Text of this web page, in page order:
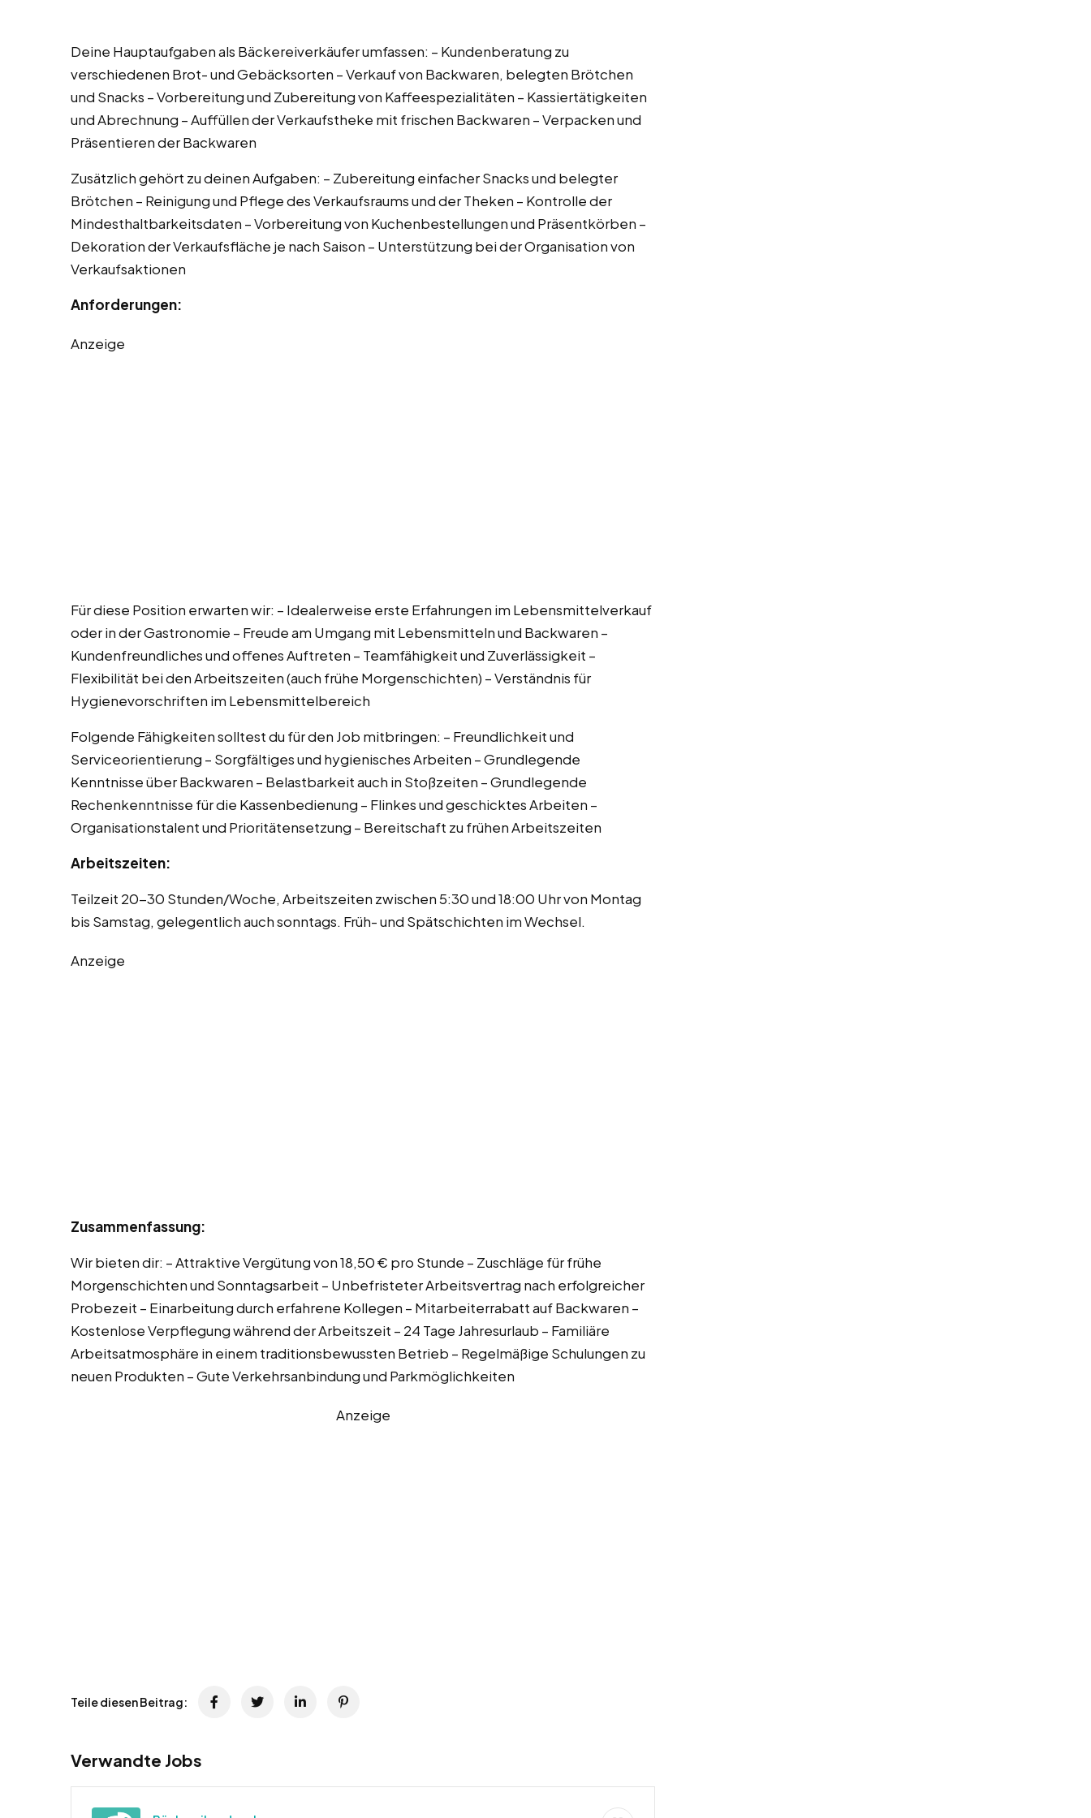
Deine Hauptaufgaben als Bäckereiverkäufer umfassen: – Kundenberatung zu
verschiedenen Brot- und Gebäcksorten – Verkauf von Backwaren, belegten Brötchen
und Snacks – Vorbereitung und Zubereitung von Kaffeespezialitäten – Kassiertätigkeiten
und Abrechnung – Auffüllen der Verkaufstheke mit frischen Backwaren – Verpacken und
Präsentieren der Backwaren
Zusätzlich gehört zu deinen Aufgaben: – Zubereitung einfacher Snacks und belegter
Brötchen – Reinigung und Pflege des Verkaufsraums und der Theken – Kontrolle der
Mindesthaltbarkeitsdaten – Vorbereitung von Kuchenbestellungen und Präsentkörben –
Dekoration der Verkaufsfläche je nach Saison – Unterstützung bei der Organisation von
Verkaufsaktionen
Anforderungen:
Anzeige
Für diese Position erwarten wir: – Idealerweise erste Erfahrungen im Lebensmittelverkauf
oder in der Gastronomie – Freude am Umgang mit Lebensmitteln und Backwaren –
Kundenfreundliches und offenes Auftreten – Teamfähigkeit und Zuverlässigkeit –
Flexibilität bei den Arbeitszeiten (auch frühe Morgenschichten) – Verständnis für
Hygienevorschriften im Lebensmittelbereich
Folgende Fähigkeiten solltest du für den Job mitbringen: – Freundlichkeit und
Serviceorientierung – Sorgfältiges und hygienisches Arbeiten – Grundlegende
Kenntnisse über Backwaren – Belastbarkeit auch in Stoßzeiten – Grundlegende
Rechenkenntnisse für die Kassenbedienung – Flinkes und geschicktes Arbeiten –
Organisationstalent und Prioritätensetzung – Bereitschaft zu frühen Arbeitszeiten
Arbeitszeiten:
Teilzeit 20-30 Stunden/Woche, Arbeitszeiten zwischen 5:30 und 18:00 Uhr von Montag
bis Samstag, gelegentlich auch sonntags. Früh- und Spätschichten im Wechsel.
Anzeige
Zusammenfassung:
Wir bieten dir: – Attraktive Vergütung von 18,50 € pro Stunde – Zuschläge für frühe
Morgenschichten und Sonntagsarbeit – Unbefristeter Arbeitsvertrag nach erfolgreicher
Probezeit – Einarbeitung durch erfahrene Kollegen – Mitarbeiterrabatt auf Backwaren –
Kostenlose Verpflegung während der Arbeitszeit – 24 Tage Jahresurlaub – Familiäre
Arbeitsatmosphäre in einem traditionsbewussten Betrieb – Regelmäßige Schulungen zu
neuen Produkten – Gute Verkehrsanbindung und Parkmöglichkeiten
Anzeige
Teile diesen Beitrag:
Verwandte Jobs